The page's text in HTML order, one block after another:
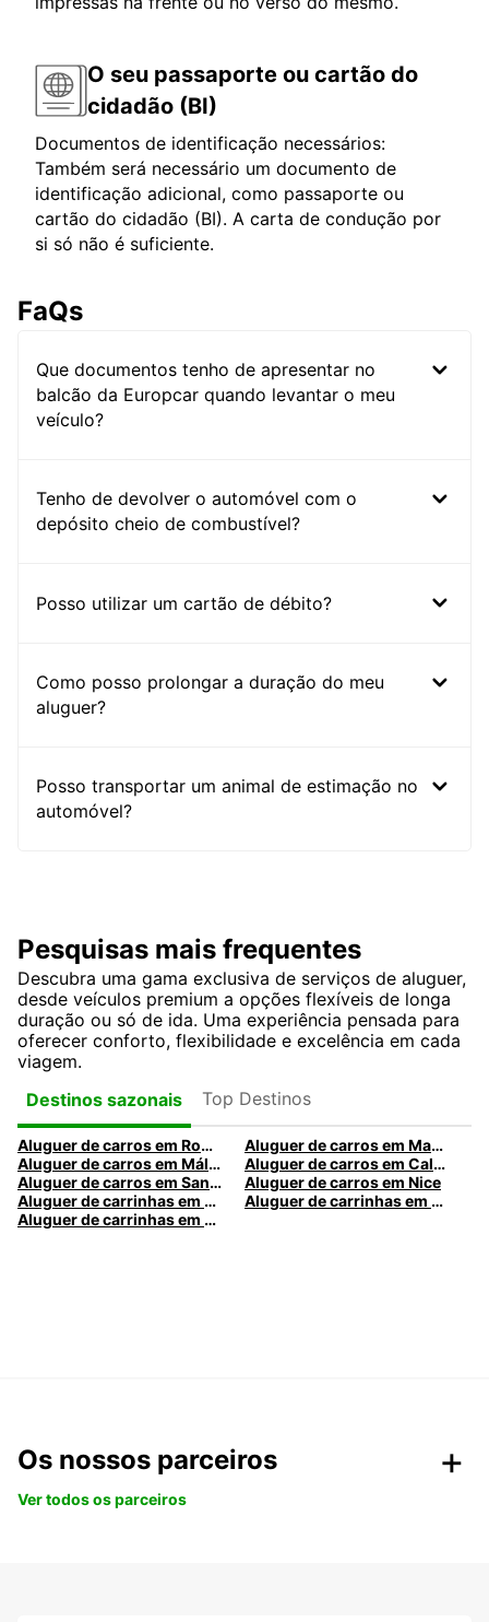
O seu passaporte ou cartão do
cidadão (BI)
Documentos de identificação necessários:
Também será necessário um documento de
identificação adicional, como passaporte ou
cartão do cidadão (BI). A carta de condução por
si só não é suficiente.
FaQs
Que documentos tenho de apresentar no
balcão da Europcar quando levantar o meu
veículo?
Tenho de devolver o automóvel com o
depósito cheio de combustível?
Posso utilizar um cartão de débito?
Como posso prolongar a duração do meu
aluguer?
Posso transportar um animal de estimação no
automóvel?
Pesquisas mais frequentes
Descubra uma gama exclusiva de serviços de aluguer,
desde veículos premium a opções flexíveis de longa
duração ou só de ida. Uma experiência pensada para
oferecer conforto, flexibilidade e excelência em cada
viagem.
Destinos sazonais
Top Destinos
Aluguer de carros em Roma
Aluguer de carros em Madrid
Aluguer de carros em Málaga
Aluguer de carros em Caldas da Rainha
Aluguer de carros em Santa Maria da Feira
Aluguer de carros em Nice
Aluguer de carrinhas em Nice
Aluguer de carrinhas em Santa Maria da Feira
Aluguer de carrinhas em Caldas da Rainha
Os nossos parceiros
Ver todos os parceiros